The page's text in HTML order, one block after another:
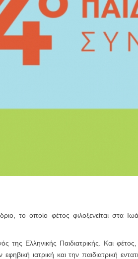
το οποίο φέτος φιλοξενείται στα
της Ελληνικής Παιδιατρικής. Και
ιατρική και την παιδιατρική